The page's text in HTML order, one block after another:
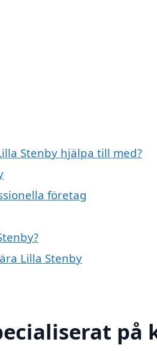
Stenby hjälpa till med?
företag
Lilla Stenby
på